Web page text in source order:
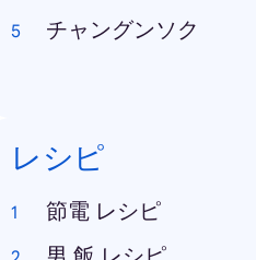
チャングンソク
レシピ
節電 レシピ